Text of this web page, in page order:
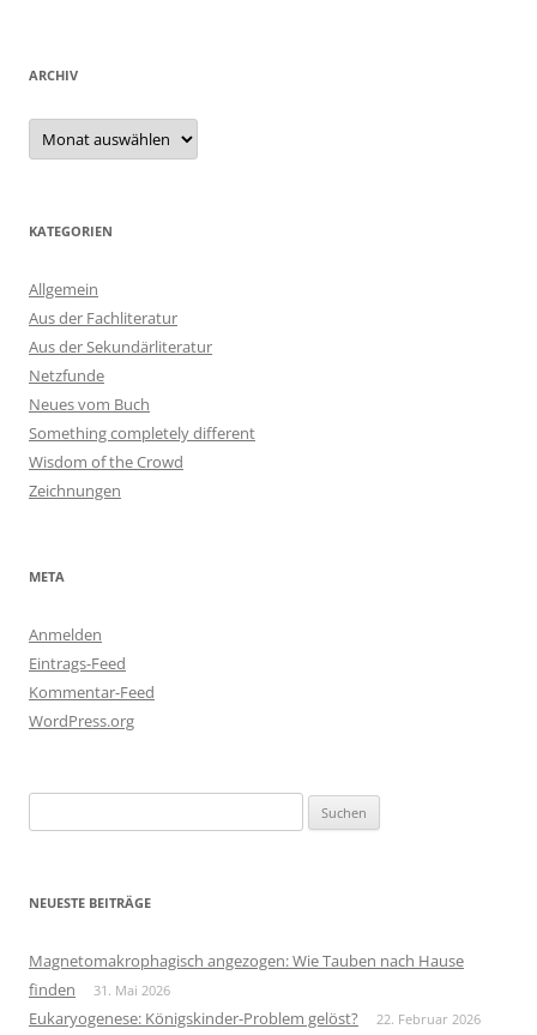
ARCHIV
Archiv
KATEGORIEN
Allgemein
Aus der Fachliteratur
Aus der Sekundärliteratur
Netzfunde
Neues vom Buch
Something completely different
Wisdom of the Crowd
Zeichnungen
META
Anmelden
Eintrags-Feed
Kommentar-Feed
WordPress.org
nach:
NEUESTE BEITRÄGE
Magnetomakrophagisch angezogen: Wie Tauben nach Hause
finden
31. Mai 2026
Eukaryogenese: Königskinder-Problem gelöst? 22. Februar 2026